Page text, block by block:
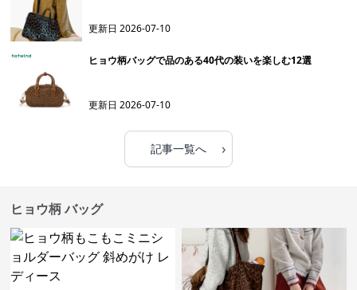
更新日2026-07-10
ヒョウ柄バッグで品のある40代の装いを楽しむ12選
更新日2026-07-10
記事一覧へ ›
ヒョウ柄 バッグ